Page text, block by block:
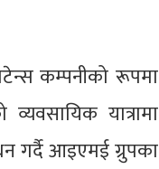
कम्पनीको रूपमा
यात्रामा
गर्दै आइएमई ग्रुपका